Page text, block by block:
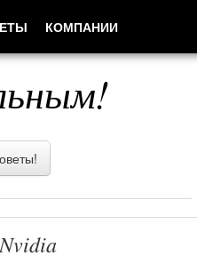
КОМПАНИИ